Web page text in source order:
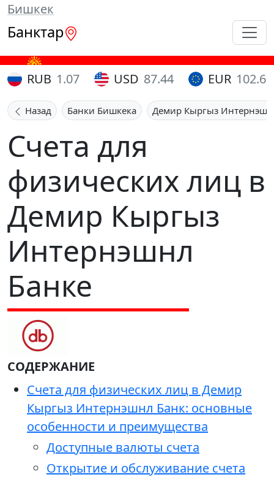
Бишкек
Банктар
RUB 1.07 USD 87.44 EUR 102.65
Назад Банки Бишкека Демир Кыргыз
Счета для
физических лиц в
Демир Кыргыз
Интернэшнл
Банке
СОДЕРЖАНИЕ
Счета для физических лиц в Демир
Кыргыз Интернэшнл Банк: основные
особенности и преимущества
Доступные валюты счета
Открытие и обслуживание счета